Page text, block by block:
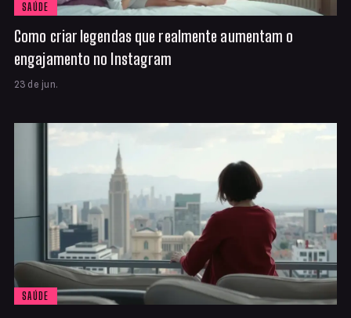
SAÚDE
Como criar legendas que realmente aumentam o
engajamento no Instagram
23 de jun.
SAÚDE